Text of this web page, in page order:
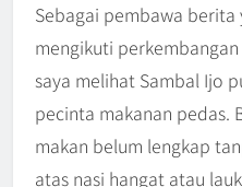
Sebagai pembawa berita
mengikuti
saya melihat Sambal Ijo
pecinta makanan pedas.
makan belum lengkap
atas nasi hangat atau